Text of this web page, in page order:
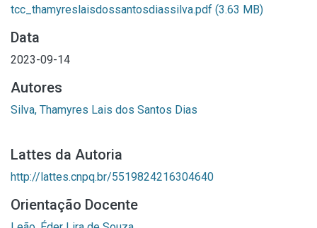
tcc_thamyreslaisdossantosdiassilva.pdf (3.63 MB)
Data
2023-09-14
Autores
Silva, Thamyres Lais dos Santos Dias
Lattes da Autoria
http://lattes.cnpq.br/5519824216304640
Orientação Docente